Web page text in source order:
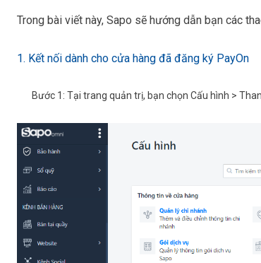
Trong bài viết này, Sapo sẽ hướng dẫn bạn các
1. Kết nối dành cho cửa hàng đã đăng ký PayOn
Bước 1: Tại trang quản trị, bạn chọn Cấu hình >